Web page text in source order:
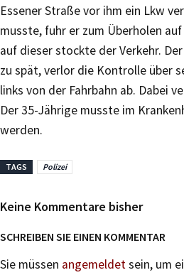
Essener Straße vor ihm ein Lkw
musste, fuhr er zum Überholen
auf dieser stockte der Verkehr.
zu spät, verlor die Kontrolle über
links von der Fahrbahn ab. Dabei
Der 35-Jährige musste im
werden.
TAGS Polizei
Keine Kommentare bisher
SCHREIBEN SIE EINEN KOMMENTAR
Sie müssen angemeldetsein, um